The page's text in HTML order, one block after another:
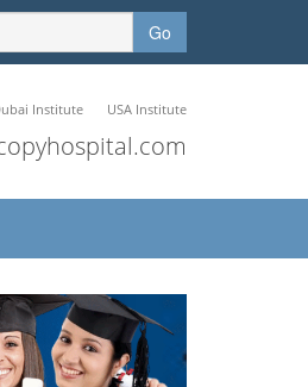
Go
Institute USA Institute